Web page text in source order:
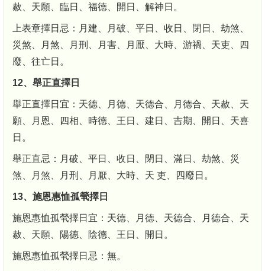
赦、天願、臨日、福德、開日、解神日。
上表章擇日忌：月建、月破、平日、收日、閉日、劫煞、
災煞、月煞、月刑、月害、月厭、大時、游禍、天吏、四
廢、往亡日。
12、舉正直擇日
舉正直擇日宜：天德、月德、天德合、月德合、天赦、天
願、月恩、四相、時德、王日、建日、吉期、開日、天喜
日。
舉正直忌：月破、平日、收日、閉日、滿日、劫煞、災
煞、月煞、月刑、月厭、大時、天 吏、四廢日。
13、施恩惠恤孤煢擇日
施恩惠恤孤煢擇日宜：天德、月德、天德合、月德合、天
赦、天願、陽德、陰德、王日、開日。
施恩惠恤孤煢擇日忌：無。